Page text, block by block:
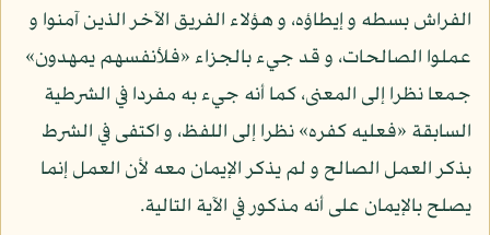
الفراش بسطه و إيطاؤه، و هؤلاء الفريق الآخر الذين آمنوا و
عملوا الصالحات، و قد جيء بالجزاء «فلأنفسهم يمهدون»
جمعا نظرا إلى المعنى، كما أنه جيء به مفردا في الشرطية
السابقة «فعليه كفره» نظرا إلى اللفظ، و اكتفى في الشرط
بذكر العمل الصالح و لم يذكر الإيمان معه لأن العمل إنما
يصلح بالإيمان على أنه مذكور في الآية التالية.